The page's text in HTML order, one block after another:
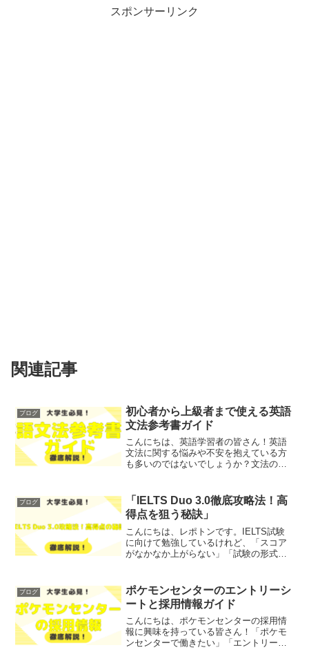
スポンサーリンク
関連記事
ブログ
初心者から上級者まで使える英語
文法参考書ガイド
こんにちは、英語学習者の皆さん！英語
文法に関する悩みや不安を抱えている方
も多いのではないでしょうか？文法の理
者まで使える英語文法参考書の選び方や
おすすめの書籍をわかりや...
ブログ
「IELTS Duo 3.0徹底攻略法！高
得点を狙う秘訣」
こんにちは、レポトンです。IELTS試験
に向けて勉強しているけれど、「スコア
がなかなか上がらない」「試験の形式に
「IELTS Duo 3.0徹底攻略法！高得点を狙
う秘訣」を...
ブログ
ポケモンセンターのエントリーシ
ートと採用情報ガイド
こんにちは、ポケモンセンターの採用情
報に興味を持っている皆さん！「ポケモ
ンセンターで働きたい」「エントリーシ